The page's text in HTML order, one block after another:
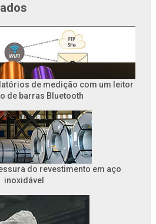
de medição com um leitor
de barras Bluetooth
do revestimento em aço
inoxidável